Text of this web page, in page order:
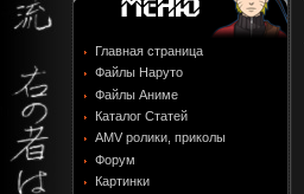
Главная страница
Файлы Наруто
Файлы Аниме
Каталог Статей
AMV ролики, приколы
Форум
Картинки